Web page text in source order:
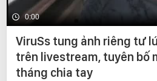
0:00
ViruSs tung ảnh riêng tư
trên livestream, tuyên bố
tháng chia tay